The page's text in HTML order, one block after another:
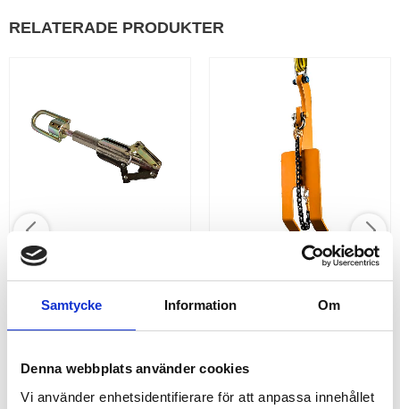
Samtycke Information Om
Denna webbplats använder cookies
Vi använder enhetsidentifierare för att anpassa innehållet
RELATERADE PRODUKTER
ROTERANDE TRUMLYFT
Roterande trumlyft
TAKSTOLSLYFT 1000KG
Takstolslyft för att säkert lyfta
Max lyftkapacitet: 1000 kg